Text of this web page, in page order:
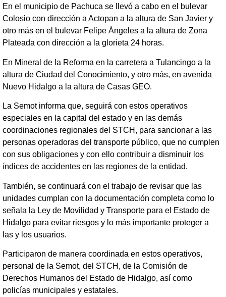
En el municipio de Pachuca se llevó a cabo en el bulevar
Colosio con dirección a Actopan a la altura de San Javier y
otro más en el bulevar Felipe Ángeles a la altura de Zona
Plateada con dirección a la glorieta 24 horas.
En Mineral de la Reforma en la carretera a Tulancingo a la
altura de Ciudad del Conocimiento, y otro más, en avenida
Nuevo Hidalgo a la altura de Casas GEO.
La Semot informa que, seguirá con estos operativos
especiales en la capital del estado y en las demás
coordinaciones regionales del STCH, para sancionar a las
personas operadoras del transporte público, que no cumplen
con sus obligaciones y con ello contribuir a disminuir los
índices de accidentes en las regiones de la entidad.
También, se continuará con el trabajo de revisar que las
unidades cumplan con la documentación completa como lo
señala la Ley de Movilidad y Transporte para el Estado de
Hidalgo para evitar riesgos y lo más importante proteger a
las y los usuarios.
Participaron de manera coordinada en estos operativos,
personal de la Semot, del STCH, de la Comisión de
Derechos Humanos del Estado de Hidalgo, así como
policías municipales y estatales.